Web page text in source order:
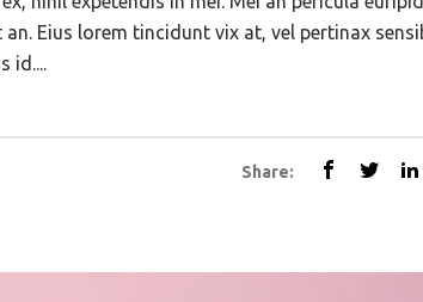
Eius lorem tincidunt vix at, vel pertinax
id....
Share: